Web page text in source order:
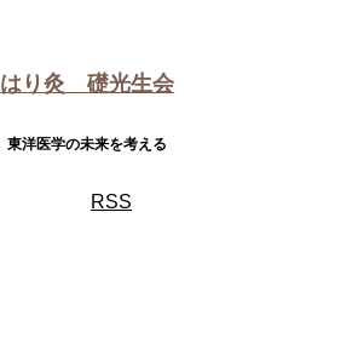
はり灸 礎光生会
東洋医学の未来を考える
RSS